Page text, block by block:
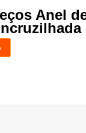
Anel